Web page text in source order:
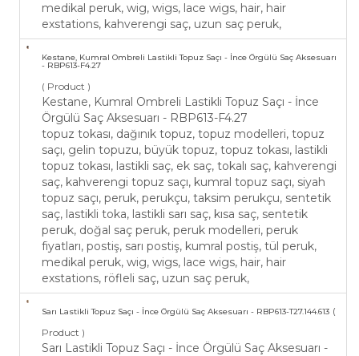
medikal peruk, wig, wigs, lace wigs, hair, hair
exstations, kahverengi saç, uzun saç peruk,
Kestane, Kumral Ombreli Lastikli Topuz Saçı - İnce Örgülü Saç Aksesuarı
- RBP613-F4.27
( Product )
Kestane, Kumral Ombreli Lastikli Topuz Saçı - İnce
Örgülü Saç Aksesuarı - RBP613-F4.27
topuz tokası, dağınık topuz, topuz modelleri, topuz
saçı, gelin topuzu, büyük topuz, topuz tokası, lastikli
topuz tokası, lastikli saç, ek saç, tokalı saç, kahverengi
saç, kahverengi topuz saçı, kumral topuz saçı, siyah
topuz saçı, peruk, perukçu, taksim perukçu, sentetik
saç, lastikli toka, lastikli sarı saç, kısa saç, sentetik
peruk, doğal saç peruk, peruk modelleri, peruk
fiyatları, postiş, sarı postiş, kumral postiş, tül peruk,
medikal peruk, wig, wigs, lace wigs, hair, hair
exstations, röfleli saç, uzun saç peruk,
Sarı Lastikli Topuz Saçı - İnce Örgülü Saç Aksesuarı - RBP613-T27.144.613 (
Product )
Sarı Lastikli Topuz Saçı - İnce Örgülü Saç Aksesuarı -